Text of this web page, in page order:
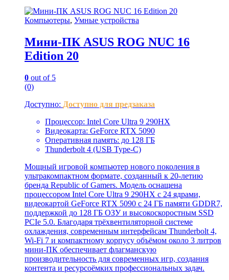
Компьютеры, Умные устройства
Мини-ПК ASUS ROG NUC 16
Edition 20
0 out of 5
(0)
Доступно: Доступно для предзаказа
Процессор: Intel Core Ultra 9 290HX
Видеокарта: GeForce RTX 5090
Оперативная память: до 128 ГБ
Thunderbolt 4 (USB Type-C)
Мощный игровой компьютер нового поколения в
ультракомпактном формате, созданный к 20-летию
бренда Republic of Gamers. Модель оснащена
процессором Intel Core Ultra 9 290HX с 24 ядрами,
видеокартой GeForce RTX 5090 с 24 ГБ памяти GDDR7,
поддержкой до 128 ГБ ОЗУ и высокоскоростным SSD
PCIe 5.0. Благодаря трёхвентиляторной системе
охлаждения, современным интерфейсам Thunderbolt 4,
Wi-Fi 7 и компактному корпусу объёмом около 3 литров
мини-ПК обеспечивает флагманскую
производительность для современных игр, создания
контента и ресурсоёмких профессиональных задач.